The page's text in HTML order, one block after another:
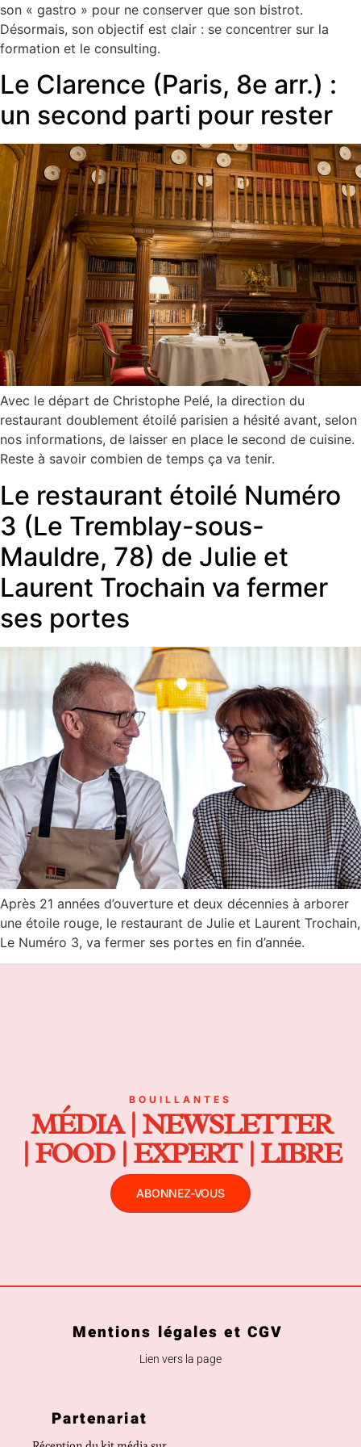
son « gastro » pour ne conserver que son bistrot.
Désormais, son objectif est clair : se concentrer sur la
formation et le consulting.
Le Clarence (Paris, 8e arr.) :
un second parti pour rester
Avec le départ de Christophe Pelé, la direction du
restaurant doublement étoilé parisien a hésité avant, selon
nos informations, de laisser en place le second de cuisine.
Reste à savoir combien de temps ça va tenir.
Le restaurant étoilé Numéro
3 (Le Tremblay-sous-
Mauldre, 78) de Julie et
Laurent Trochain va fermer
ses portes
Après 21 années d’ouverture et deux décennies à arborer
une étoile rouge, le restaurant de Julie et Laurent Trochain,
Le Numéro 3, va fermer ses portes en fin d’année.
BOUILLANTES
MÉDIA | NEWSLETTER
| FOOD | EXPERT | LIBRE
ABONNEZ-VOUS
Mentions légales et CGV
Lien vers la page
Partenariat